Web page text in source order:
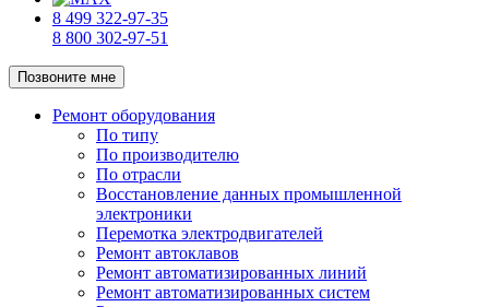
8 499 322-97-35
8 800 302-97-51
Позвоните мне
Ремонт оборудования
По типу
По производителю
По отрасли
Восстановление данных промышленной
электроники
Перемотка электродвигателей
Ремонт автоклавов
Ремонт автоматизированных линий
Ремонт автоматизированных систем